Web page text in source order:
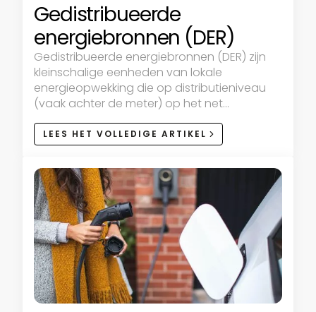
Gedistribueerde
energiebronnen (DER)
Gedistribueerde energiebronnen (DER) zijn
kleinschalige eenheden van lokale
energieopwekking die op distributieniveau
(vaak achter de meter) op het net
aangesloten zijn
LEES HET VOLLEDIGE ARTIKEL